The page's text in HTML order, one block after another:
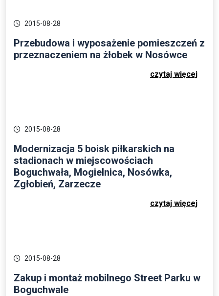
2015-08-28
Przebudowa i wyposażenie pomieszczeń z
przeznaczeniem na żłobek w Nosówce
czytaj więcej
2015-08-28
Modernizacja 5 boisk piłkarskich na
stadionach w miejscowościach
Boguchwała, Mogielnica, Nosówka,
Zgłobień, Zarzecze
czytaj więcej
2015-08-28
Zakup i montaż mobilnego Street Parku w
Boguchwale